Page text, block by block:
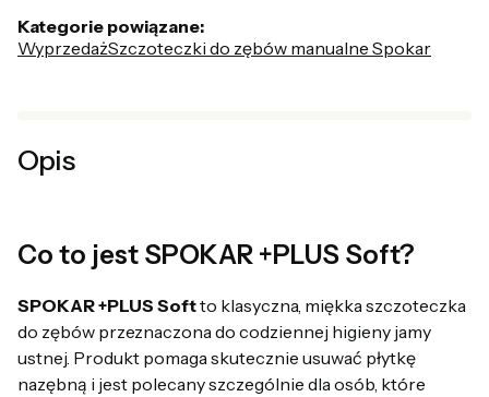
Kategorie powiązane:
WyprzedażSzczoteczki do zębów manualne Spokar
Opis
Co to jest SPOKAR +PLUS Soft?
SPOKAR +PLUS Softto klasyczna, miękka szczoteczka
do zębów przeznaczona do codziennej higieny jamy
ustnej. Produkt pomaga skutecznie usuwać płytkę
nazębną i jest polecany szczególnie dla osób, które